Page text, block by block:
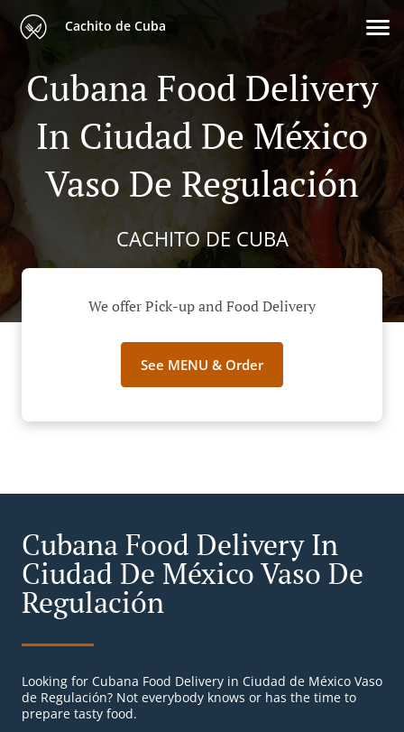
Cachito de Cuba
Cubana Food Delivery
In Ciudad De México
Vaso De Regulación
CACHITO DE CUBA
We offer Pick-up and Food Delivery
See MENU & Order
Cubana Food Delivery In
Ciudad De México Vaso De
Regulación
Looking for Cubana Food Delivery in Ciudad de México Vaso
de Regulación? Not everybody knows or has the time to
prepare tasty food.